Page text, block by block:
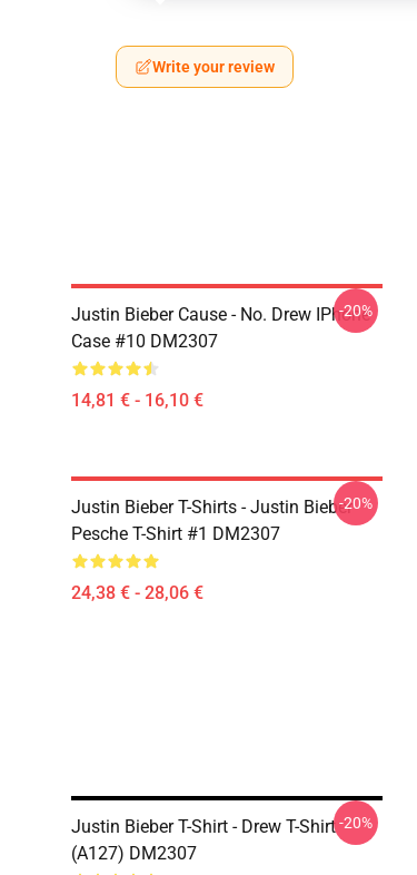
Write your review
Justin Bieber Cause - No. Drew IPhone
Case #10 DM2307
14,81 € - 16,10 €
-20%
Justin Bieber T-Shirts - Justin Bieber
Pesche T-Shirt #1 DM2307
24,38 € - 28,06 €
-20%
Justin Bieber T-Shirt - Drew T-Shirt
(A127) DM2307
-20%